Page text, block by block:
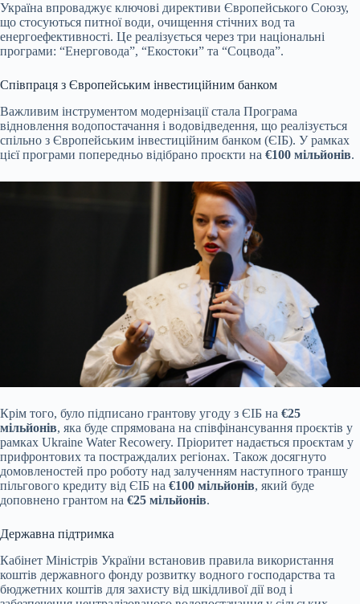
Україна впроваджує ключові директиви Європейського Союзу,
що стосуються питної води, очищення стічних вод та
енергоефективності. Це реалізується через три національні
програми: “Енерговода”, “Екостоки” та “Соцвода”.
Співпраця з Європейським інвестиційним банком
Важливим інструментом модернізації стала Програма
відновлення водопостачання і водовідведення, що реалізується
спільно з Європейським інвестиційним банком (ЄІБ). У рамках
цієї програми попередньо відібрано проєкти на €100 мільйонів.
Крім того, було підписано грантову угоду з ЄІБ на €25
мільйонів, яка буде спрямована на співфінансування проєктів у
рамках Ukraine Water Recowery. Пріоритет надається проєктам у
прифронтових та постраждалих регіонах. Також досягнуто
домовленостей про роботу над залученням наступного траншу
пільгового кредиту від ЄІБ на €100 мільйонів, який буде
доповнено грантом на €25 мільйонів.
Державна підтримка
Кабінет Міністрів України встановив правила використання
коштів державного фонду розвитку водного господарства та
бюджетних коштів для захисту від шкідливої дії вод і